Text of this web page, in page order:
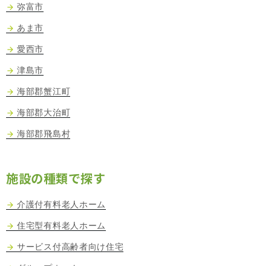
弥富市
あま市
愛西市
津島市
海部郡蟹江町
海部郡大治町
海部郡飛島村
施設の種類で探す
介護付有料老人ホーム
住宅型有料老人ホーム
サービス付高齢者向け住宅